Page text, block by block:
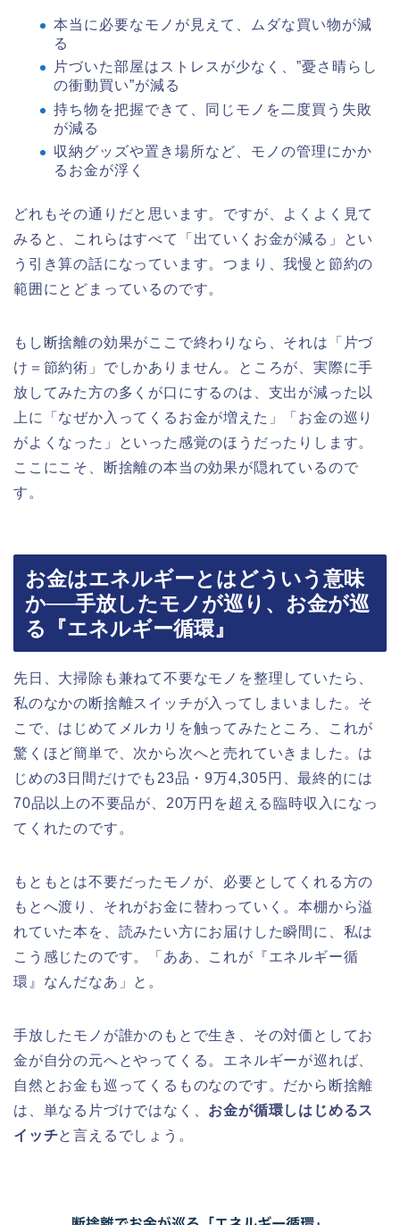
本当に必要なモノが見えて、ムダな買い物が減
る
片づいた部屋はストレスが少なく、”憂さ晴らし
の衝動買い”が減る
持ち物を把握できて、同じモノを二度買う失敗
が減る
収納グッズや置き場所など、モノの管理にかか
るお金が浮く
どれもその通りだと思います。ですが、よくよく見て
みると、これらはすべて「出ていくお金が減る」とい
う引き算の話になっています。つまり、我慢と節約の
範囲にとどまっているのです。
もし断捨離の効果がここで終わりなら、それは「片づ
け＝節約術」でしかありません。ところが、実際に手
放してみた方の多くが口にするのは、支出が減った以
上に「なぜか入ってくるお金が増えた」「お金の巡り
がよくなった」といった感覚のほうだったりします。
ここにこそ、断捨離の本当の効果が隠れているので
す。
お金はエネルギーとはどういう意味
か──手放したモノが巡り、お金が巡
る『エネルギー循環』
先日、大掃除も兼ねて不要なモノを整理していたら、
私のなかの断捨離スイッチが入ってしまいました。そ
こで、はじめてメルカリを触ってみたところ、これが
驚くほど簡単で、次から次へと売れていきました。は
じめの3日間だけでも23品・9万4,305円、最終的には
70品以上の不要品が、20万円を超える臨時収入になっ
てくれたのです。
もともとは不要だったモノが、必要としてくれる方の
もとへ渡り、それがお金に替わっていく。本棚から溢
れていた本を、読みたい方にお届けした瞬間に、私は
こう感じたのです。「ああ、これが『エネルギー循
環』なんだなあ」と。
手放したモノが誰かのもとで生き、その対価としてお
金が自分の元へとやってくる。エネルギーが巡れば、
自然とお金も巡ってくるものなのです。だから断捨離
は、単なる片づけではなく、 お金が循環しはじめるス
イッチと言えるでしょう。